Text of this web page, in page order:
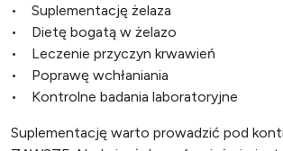
• Suplementację żelaza
• Dietę bogatą w żelazo
• Leczenie przyczyn krwawień
• Poprawę wchłaniania
• Kontrolne badania laboratoryjne
Suplementację warto prowadzić pod